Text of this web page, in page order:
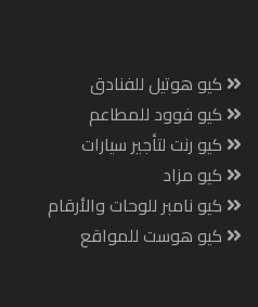
كيو هوتيل للفنادق
كيو فوود للمطاعم
كيو رنت لتأجير سيارات
كيو مزاد
كيو نامبر للوحات والأرقام
كيو هوست للمواقع